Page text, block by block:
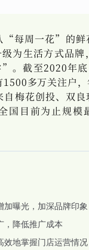
“每周一花”的鲜
为生活方式品牌
。截至2020年
多万关注户
梅花创投、双良
国目前为止规模
曝光，加深品牌印象
，降低推广成本
效地掌握门店运营情况